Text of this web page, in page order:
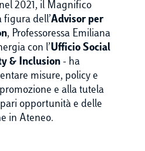
2021, il Magnifico
figura dell’Advisor per
, Professoressa Emiliana
con l’Ufficio Social
& Inclusion - ha
misure, policy e
e alla tutela
opportunità e delle
in Ateneo.